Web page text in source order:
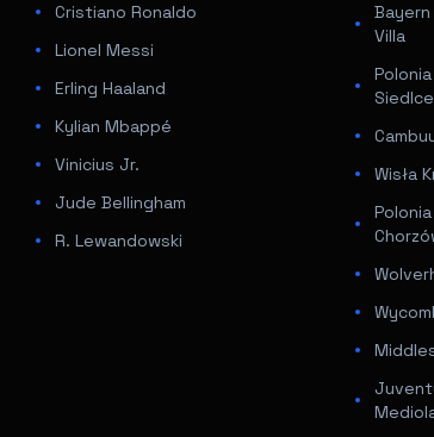
Cristiano Ronaldo
Lionel Messi
Erling Haaland
Kylian Mbappé
Vinicius Jr.
Jude Bellingham
R. Lewandowski
Villa
Siedlce
Wisła